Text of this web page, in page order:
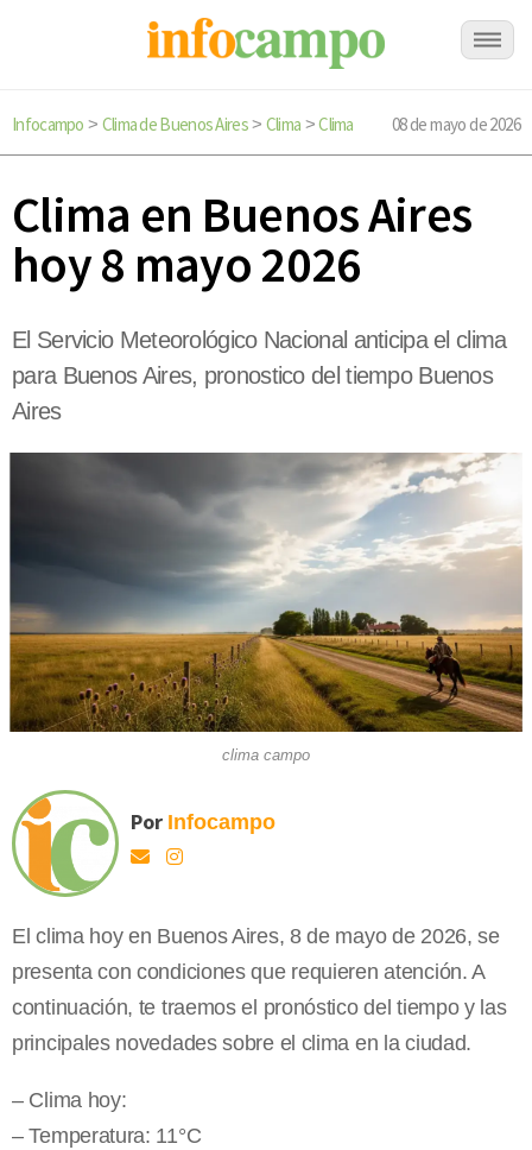
Infocampo > Clima de Buenos Aires> Clima >Clima 08 de mayo de 2026
Clima en Buenos Aires
hoy 8 mayo 2026
El Servicio Meteorológico Nacional anticipa el clima
para Buenos Aires, pronostico del tiempo Buenos
Aires
clima campo
Por Infocampo
El clima hoy en Buenos Aires, 8 de mayo de 2026, se
presenta con condiciones que requieren atención. A
continuación, te traemos el pronóstico del tiempo y las
principales novedades sobre el clima en la ciudad.
– Clima hoy:
– Temperatura: 11°C